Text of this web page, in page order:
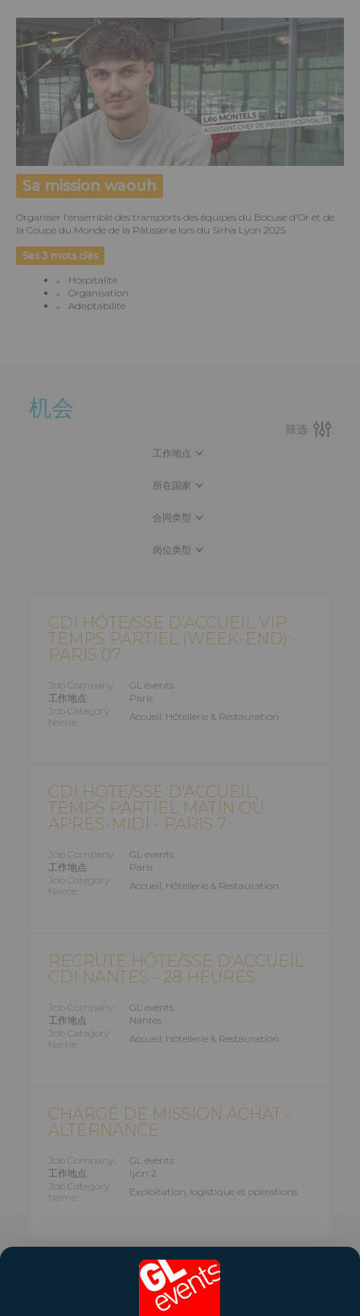
Sa mission waouh
Organiser l'ensemble des transports des équipes du Bocuse d'Or et de
la Coupe du Monde de la Pâtisserie lors du Sirha Lyon 2025.
Ses 3 mots clés
Hospitalité
Organisation
Adaptabilité
机会
筛选
工作地点
所在国家
合同类型
岗位类型
CDI HÔTE/SSE D’ACCUEIL VIP
TEMPS PARTIEL (WEEK-END) -
PARIS 07
Job Company:
GL events
工作地点:
Paris
Job Category
Name:
Accueil, Hôtellerie & Restauration
CDI HOTE/SSE D'ACCUEIL,
TEMPS PARTIEL MATIN OU
APRES-MIDI - PARIS 7
Job Company:
GL events
工作地点:
Paris
Job Category
Name:
Accueil, Hôtellerie & Restauration
RECRUTE HÔTE/SSE D'ACCUEIL
CDI NANTES - 28 HEURES
Job Company:
GL events
工作地点:
Nantes
Job Category
Name:
Accueil, Hôtellerie & Restauration
CHARGÉ DE MISSION ACHAT -
ALTERNANCE
Job Company:
GL events
工作地点:
lyon 2
Job Category
Name:
Exploitation, logistique et opérations
了解更多工作机会